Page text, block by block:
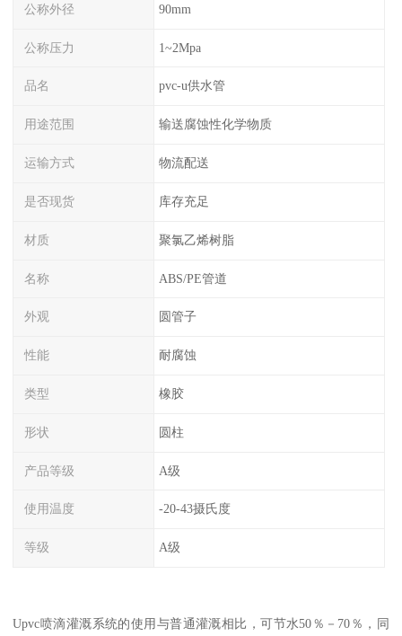
公称外径 90mm
公称压力 1~2Mpa
品名 pvc-u供水管
用途范围 输送腐蚀性化学物质
运输方式 物流配送
是否现货 库存充足
材质 聚氯乙烯树脂
名称 ABS/PE管道
外观 圆管子
性能 耐腐蚀
类型 橡胶
形状 圆柱
产品等级 A级
使用温度 -20-43摄氏度
等级 A级
Upvc喷滴灌溉系统的使用与普通灌溉相比，可节水50％－70％，同